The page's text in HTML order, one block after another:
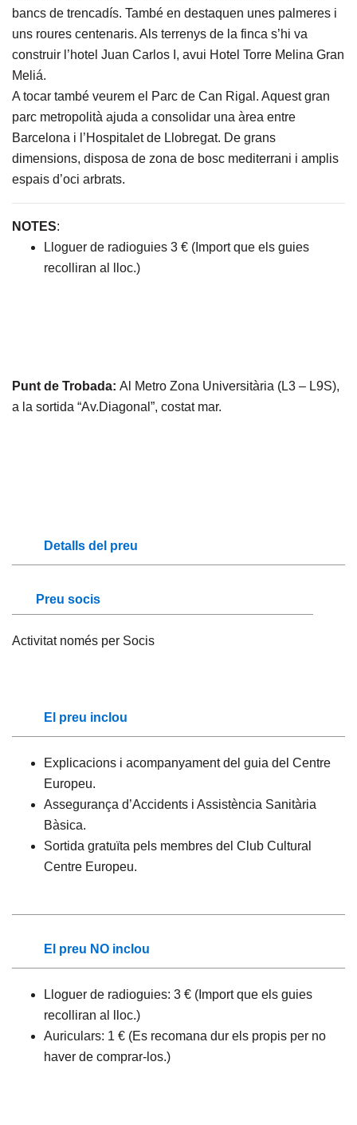
bancs de trencadís. També en destaquen unes palmeres i
uns roures centenaris. Als terrenys de la finca s’hi va
construir l’hotel Juan Carlos I, avui Hotel Torre Melina Gran
Meliá.
A tocar també veurem el Parc de Can Rigal. Aquest gran
parc metropolità ajuda a consolidar una àrea entre
Barcelona i l’Hospitalet de Llobregat. De grans
dimensions, disposa de zona de bosc mediterrani i amplis
espais d’oci arbrats.
NOTES:
Lloguer de radioguies 3 € (Import que els guies
recolliran al lloc.)
Punt de Trobada: Al Metro Zona Universitària (L3 – L9S),
a la sortida “Av.Diagonal”, costat mar.
Detalls del preu
Preu socis
Activitat només per Socis
El preu inclou
Explicacions i acompanyament del guia del Centre
Europeu.
Assegurança d’Accidents i Assistència Sanitària
Bàsica.
Sortida gratuïta pels membres del Club Cultural
Centre Europeu.
El preu NO inclou
Lloguer de radioguies: 3 € (Import que els guies
recolliran al lloc.)
Auriculars: 1 € (Es recomana dur els propis per no
haver de comprar-los.)